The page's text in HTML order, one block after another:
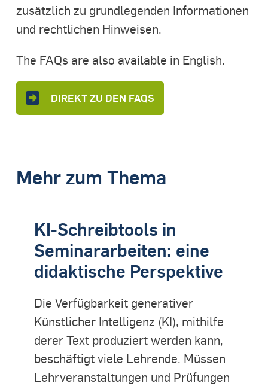
zusätzlich zu grundlegenden Informationen
und rechtlichen Hinweisen.
The FAQs are also available in English.
DIREKT ZU DEN FAQS
Mehr zum Thema
KI-Schreibtools in
Seminararbeiten: eine
didaktische Perspektive
Die Verfügbarkeit generativer
Künstlicher Intelligenz (KI), mithilfe
derer Text produziert werden kann,
beschäftigt viele Lehrende. Müssen
Lehrveranstaltungen und Prüfungen